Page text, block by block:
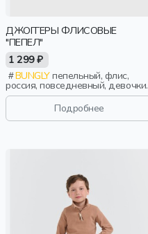
ДЖОГГЕРЫ ФЛИСОВЫЕ
"ПЕПЕЛ"
1 299 ₽
BUNGLYпепельный, флис,
россия, повседневный, девочки,
малыши, дошкольники, дети
Подробнее